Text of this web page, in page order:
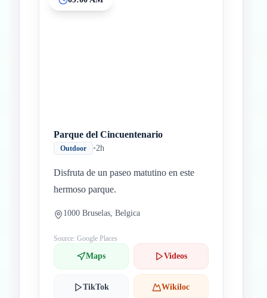
Parque del Cincuentenario
Outdoor •2h
Disfruta de un paseo matutino en este
hermoso parque.
1000 Bruselas, Belgica
Source: Google Places
Maps Videos
TikTok Wikiloc